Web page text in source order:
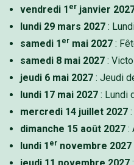
vendredi 1 erjanvier
lundi 29 mars 2027:
samedi 1 ermai 2027:
samedi 8 mai 2027:
jeudi 6 mai 2027: Jeudi
lundi 17 mai 2027: Lundi
mercredi 14 juillet 2027:
dimanche 15 août 2027:
lundi 1 ernovembre 2027
jeudi 11 novembre 2027: